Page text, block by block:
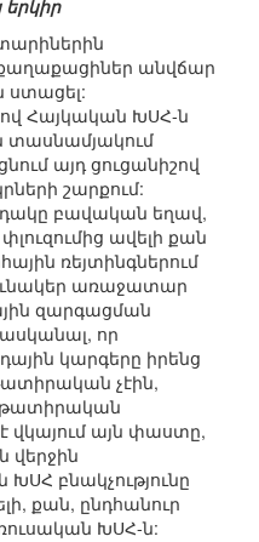
անվճար
ստացել:
Հայկական ԽՍՀ-ն
տասնամյակում
այդ ցուցանիշով
շարքում:
բավական եղավ,
ավելի քան
ռեյտինգներում
առաջատար
զարգացման
որ
կարգերը իրենց
չէին,
վկայում այն փաստը,
վերջին
բնակչությունը
քան, ընդհանուր
ԽՍՀ-ն: